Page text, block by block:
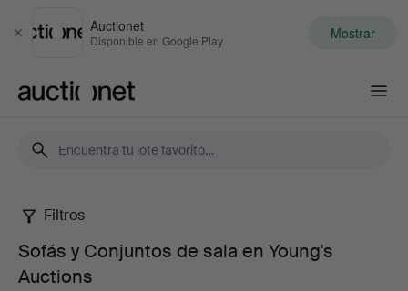
Cerrar
Auctionet
Disponible en Google Play Mostrar
Sofás
Filtros
Sofás y Conjuntos de sala en Young's
Auctions